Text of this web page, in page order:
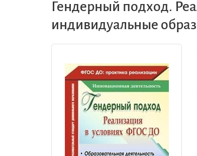
Гендерный подход.
индивидуальные